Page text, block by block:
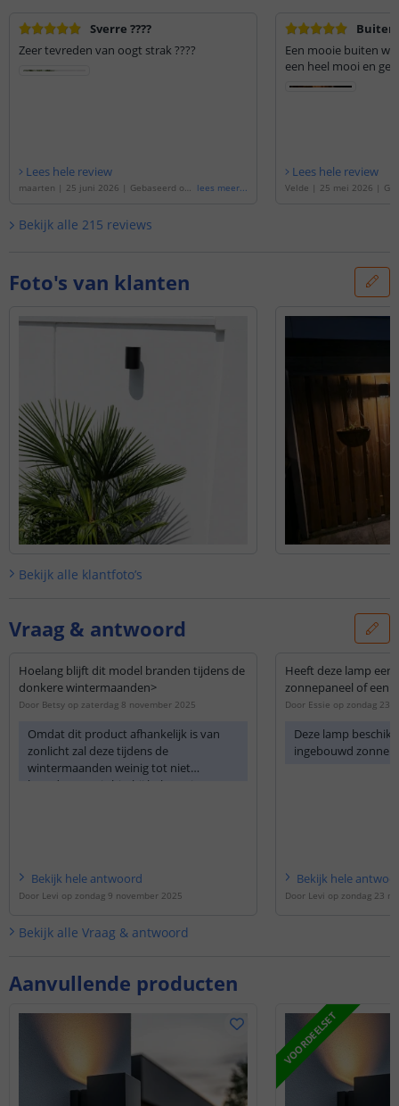
Aanvullende producten
VOORDEELSET
Sverre ????
Zeer tevreden van oogt strak ????
Lees hele review
maarten | 25 juni 2026 | Gebaseerd op
ks | Rond ontwerp | Optie met beweging
lees meer...
Buiten
Een mooie buiten
een heel mooi en
Lees hele review
Velde | 25 mei 2026 |
Bekijk alle 215 reviews
Foto's van klanten
Bekijk alle klantfoto’s
Vraag & antwoord
Hoelang blijft dit model branden tijdens de
donkere wintermaanden>
Door Betsy op zaterdag 8 november 2025
Omdat dit product afhankelijk is van
zonlicht zal deze tijdens de
wintermaanden weinig tot niet
branden. Het is hierbij helaas niet
Bekijk hele antwoord
Door Levi op zondag 9 november 2025
Heeft deze lamp een
zonnepaneel of een
Door Essie op zondag 23
Deze lamp
ingebouwd
Bekijk hele
Door Levi op zondag 23
Bekijk alle Vraag & antwoord